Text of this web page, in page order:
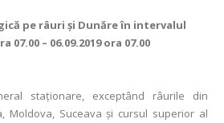
pe râuri şi Dunăre în intervalul
07.00 – 06.09.2019 ora 07.00
staționare, exceptând râurile din
Moldova, Suceava și cursul superior al